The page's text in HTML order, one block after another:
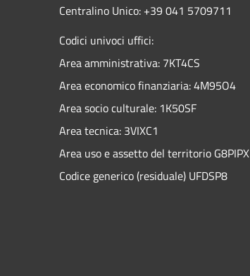
Centralino Unico: +39 041 5709711
Codici univoci uffici:
Area amministrativa: 7KT4CS
Area economico finanziaria: 4M95O4
Area socio culturale: 1K50SF
Area tecnica: 3VIXC1
Area uso e assetto del territorio G8PIPX
Codice generico (residuale) UFDSP8